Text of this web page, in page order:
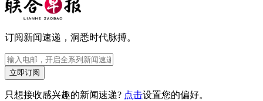
订阅新闻速递，洞悉时代脉搏。
立即订阅
只想接收感兴趣的新闻速递? 点击设置您的偏好。